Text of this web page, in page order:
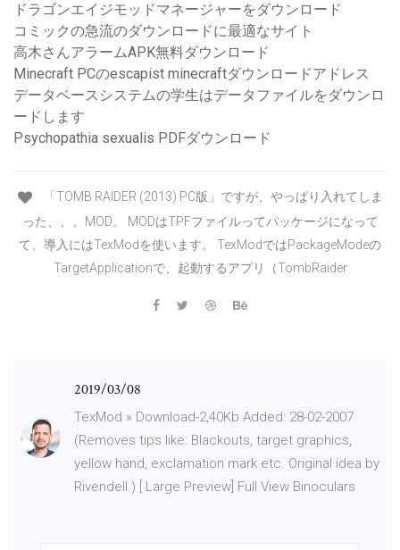
ドラゴンエイジモッドマネージャーをダウンロード
コミックの急流のダウンロードに最適なサイト
高木さんアラームAPK無料ダウンロード
Minecraft PCのescapist minecraftダウンロードアドレス
データベースシステムの学生はデータファイルをダウンロ
ードします
Psychopathia sexualis PDFダウンロード
「TOMB RAIDER (2013) PC版」ですが、やっぱり入れてしま
った、、、MOD。 MODはTPFファイルってパッケージになって
て、導入にはTexModを使います。 TexModではPackageModeの
TargetApplicationで、起動するアプリ（TombRaider
2019/03/08
TexMod » Download-2,40Kb Added: 28-02-2007
(Removes tips like: Blackouts, target graphics,
yellow hand, exclamation mark etc. Original idea by
Rivendell.) [ Large Preview] Full View Binoculars